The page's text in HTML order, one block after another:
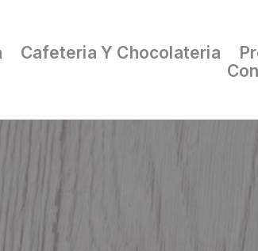
Cafeteria Y Chocolateria